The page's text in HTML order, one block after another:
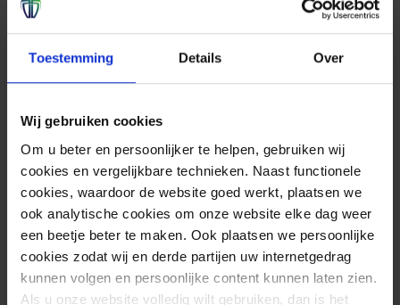
Toestemming Details Over
Wij gebruiken cookies
Om u beter en persoonlijker te helpen, gebruiken wij
cookies en vergelijkbare technieken. Naast functionele
cookies, waardoor de website goed werkt, plaatsen we
ook analytische cookies om onze website elke dag weer
een beetje beter te maken. Ook plaatsen we persoonlijke
cookies zodat wij en derde partijen uw internetgedrag
kunnen volgen en persoonlijke content kunnen laten zien.
Als u onze website volledig wilt gebruiken, dan is het
CVE-ID:CVE-2021-31166
Impact:Uitvoeren van willekeurige code
Role: Hyper-V:
CVE-ID:CVE-2021-28476
CVSS 9,90
Impact:Uitvoeren van willekeurige code
Windows SSDP Service: